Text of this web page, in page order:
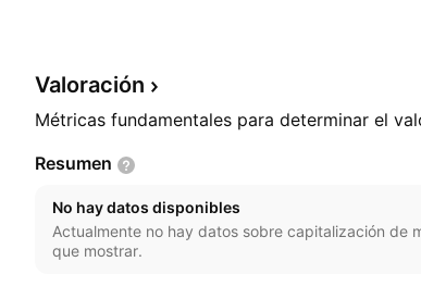
Valoración
Métricas fundamentales para determinar el
Resumen
No hay datos disponibles
Actualmente no hay datos sobre capitalización de
que mostrar.